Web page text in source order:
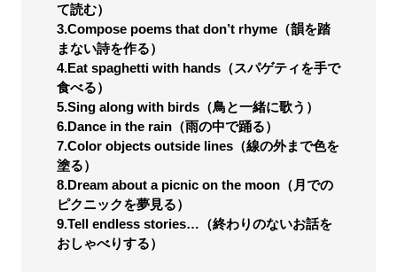
て読む）
3.Compose poems that don’t rhyme（韻を踏
まない詩を作る）
4.Eat spaghetti with hands（スパゲティを手で
食べる）
5.Sing along with birds（鳥と一緒に歌う）
6.Dance in the rain（雨の中で踊る）
7.Color objects outside lines（線の外まで色を
塗る）
8.Dream about a picnic on the moon（月での
ピクニックを夢見る）
9.Tell endless stories…（終わりのないお話を
おしゃべりする）